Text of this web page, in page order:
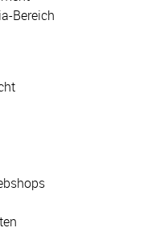
Bereich